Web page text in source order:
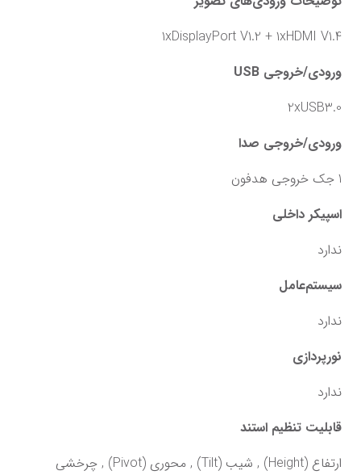
1xDisplayPort V1.2 + 1xHDMI V1.4
ورودی/خروجی USB
2xUSB3.0
ورودی/خروجی صدا
1 جک خروجی هدفون
اسپیکر داخلی
ندارد
سیستم‌عامل
ندارد
نورپردازی
ندارد
قابلیت تنظیم استند